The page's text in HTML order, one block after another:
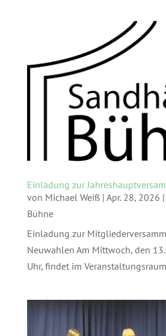
Einladung zur
von Michael Weiß| Apr. 28, 2026 |
Bühne
Einladung zur
Neuwahlen Am Mittwoch, den
Uhr, findet im